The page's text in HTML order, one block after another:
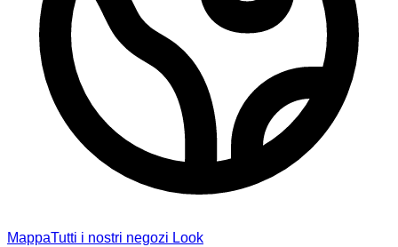
MappaTutti i nostri negozi Look